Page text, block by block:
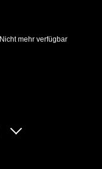
Nicht mehr verfügbar